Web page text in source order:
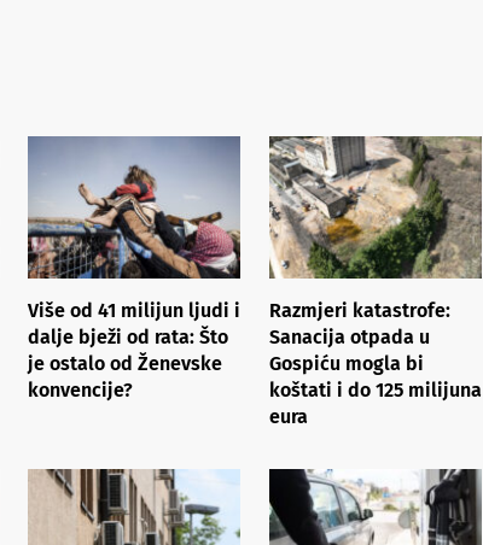
Više od 41 milijun ljudi i
dalje bježi od rata: Što
je ostalo od Ženevske
konvencije?
Razmjeri katastrofe:
Sanacija otpada u
Gospiću mogla bi
koštati i do 125 milijuna
eura